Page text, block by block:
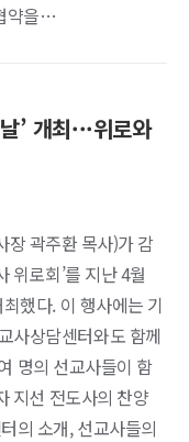
약을…
개최···위로와
곽주환 목사)가 감
위로회’를 지난 4월
했다. 이 행사에는 기
사상담센터와도 함께
명의 선교사들이 함
지선 전도사의 찬양
의 소개, 선교사들의